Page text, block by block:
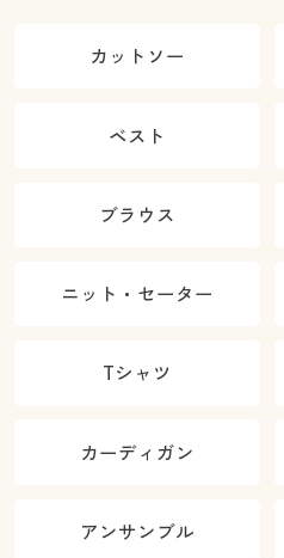
カットソー
ベスト
ブラウス
ニット・セーター
Tシャツ
カーディガン
アンサンブル